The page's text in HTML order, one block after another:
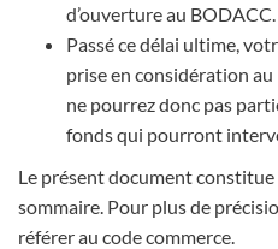
d’ouverture au BODACC.
Passé ce délai ultime,
prise en considération
ne pourrez donc pas
fonds qui pourront
Le présent document
sommaire. Pour plus de
référer au code commerce.